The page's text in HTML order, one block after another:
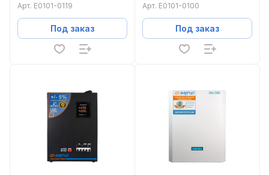
Арт. Е0101-0119
Под заказ
Арт. Е0101-0100
Под заказ